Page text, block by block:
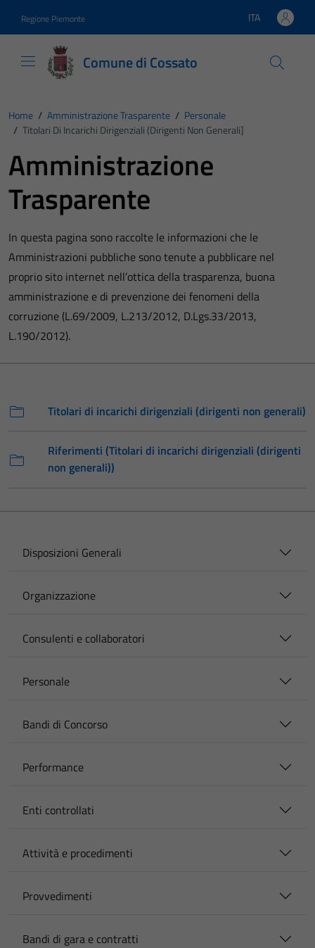
Regione Piemonte Lingua attiva:
ITA
Comune di Cossato
Home / Amministrazione Trasparente / Personale
/ Titolari Di Incarichi Dirigenziali (dirigenti Non Generali]
Amministrazione
Trasparente
In questa pagina sono raccolte le informazioni che le
Amministrazioni pubbliche sono tenute a pubblicare nel
proprio sito internet nell’ottica della trasparenza, buona
amministrazione e di prevenzione dei fenomeni della
corruzione (L.69/2009, L.213/2012, D.Lgs.33/2013,
L.190/2012).
Titolari di incarichi dirigenziali (dirigenti non generali)
Riferimenti (Titolari di incarichi dirigenziali (dirigenti
non generali))
Disposizioni Generali
Organizzazione
Consulenti e collaboratori
Personale
Bandi di Concorso
Performance
Enti controllati
Attività e procedimenti
Provvedimenti
Bandi di gara e contratti